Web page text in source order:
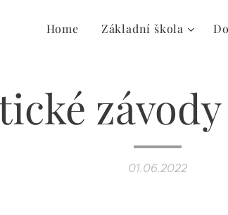
Home Základní škola
01.06.2022